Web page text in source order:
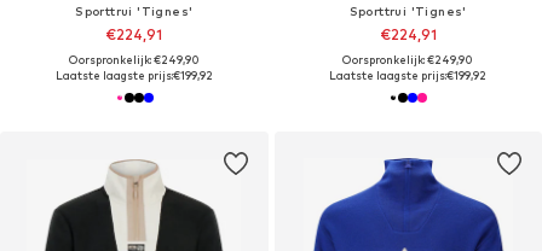
Sporttrui 'Tignes'
€224,91
Oorspronkelijk: €249,90
Laatste laagste prijs:€199,92
Sporttrui 'Tignes'
€224,91
Oorspronkelijk: €249,90
Laatste laagste prijs:€199,92